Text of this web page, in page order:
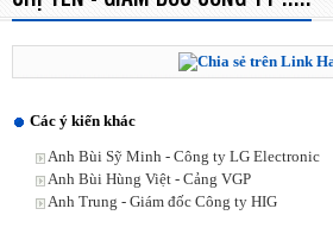
Các ý kiến khác
Anh Bùi Sỹ Minh - Công ty LG Electronic
Anh Bùi Hùng Việt - Cảng VGP
Anh Trung - Giám đốc Công ty HIG